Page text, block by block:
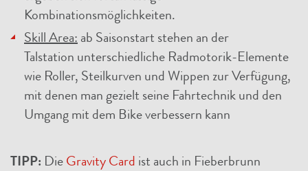
Kombinationsmöglichkeiten.
Skill Area: ab Saisonstart stehen an der
Talstation unterschiedliche Radmotorik-Elemente
wie Roller, Steilkurven und Wippen zur Verfügung,
mit denen man gezielt seine Fahrtechnik und den
Umgang mit dem Bike verbessern kann
TIPP: Die Gravity Card ist auch in Fieberbrunn